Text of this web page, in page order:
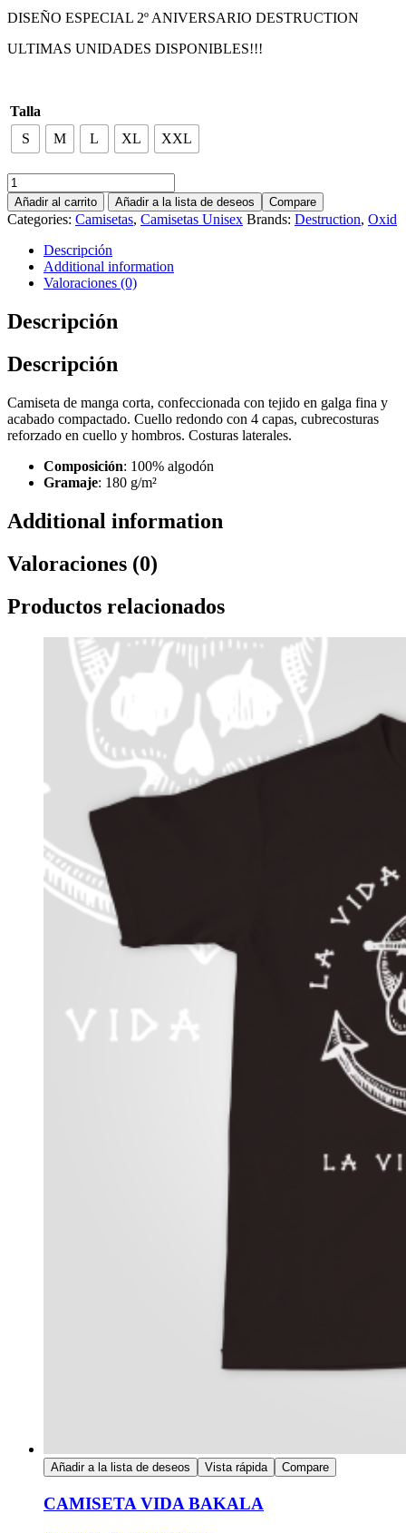
DISEÑO ESPECIAL 2º ANIVERSARIO DESTRUCTION
ULTIMAS UNIDADES DISPONIBLES!!!
Talla
S
M L XL XXL
Añadir al carrito Añadir a la lista de deseos Compare
Categories: Camisetas, Camisetas Unisex Brands: Destruction, Oxid
Descripción
Additional information
Valoraciones (0)
Descripción
Descripción
Camiseta de manga corta, confeccionada con tejido en galga fina y
acabado compactado. Cuello redondo con 4 capas, cubrecosturas
reforzado en cuello y hombros. Costuras laterales.
Composición: 100% algodón
Gramaje: 180 g/m²
Additional information
Valoraciones (0)
Productos relacionados
Añadir a la lista de deseos Vista rápida Compare
CAMISETA VIDA BAKALA